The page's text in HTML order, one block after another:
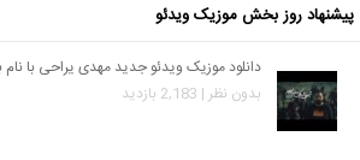
پیشنهاد روز بخش موزیک ویدئو
دانلود موزیک ویدئو جدید مهدی یراحی با
بدون نظر | 2,183 بازدید